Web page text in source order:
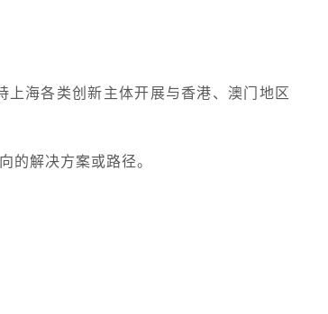
海各类创新主体开展与香港、澳门地区
的解决方案或路径。